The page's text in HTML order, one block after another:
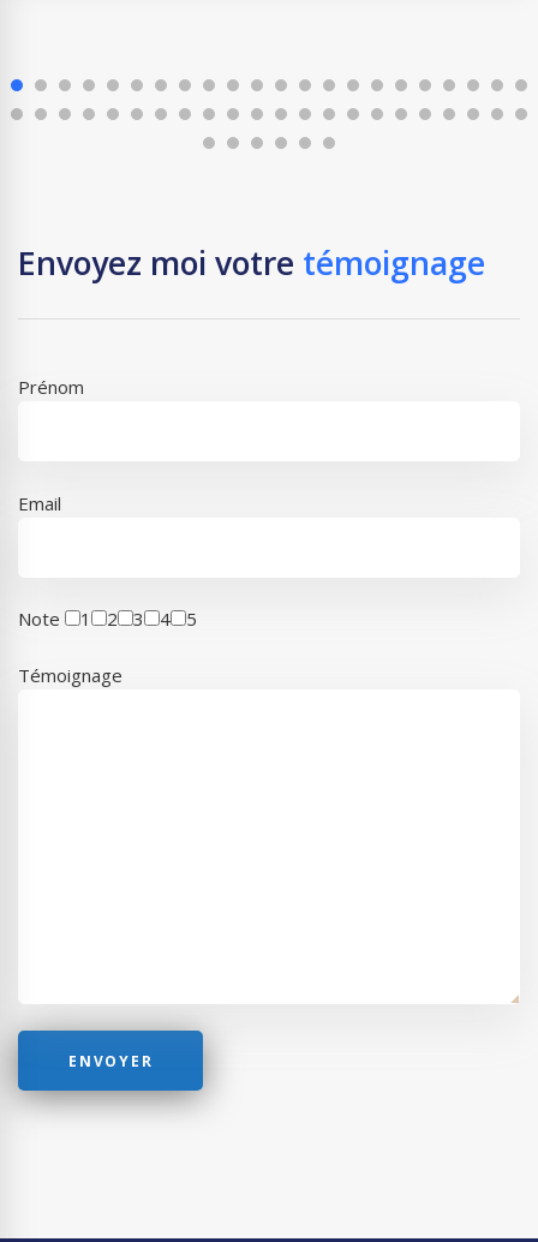
Envoyez moi votre témoignage
Prénom
Email
Note 1 2 3 4 5
Témoignage